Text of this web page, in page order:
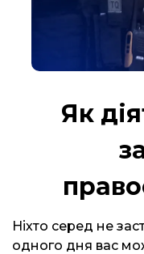
Як
Ніхто серед не
одного дня вас